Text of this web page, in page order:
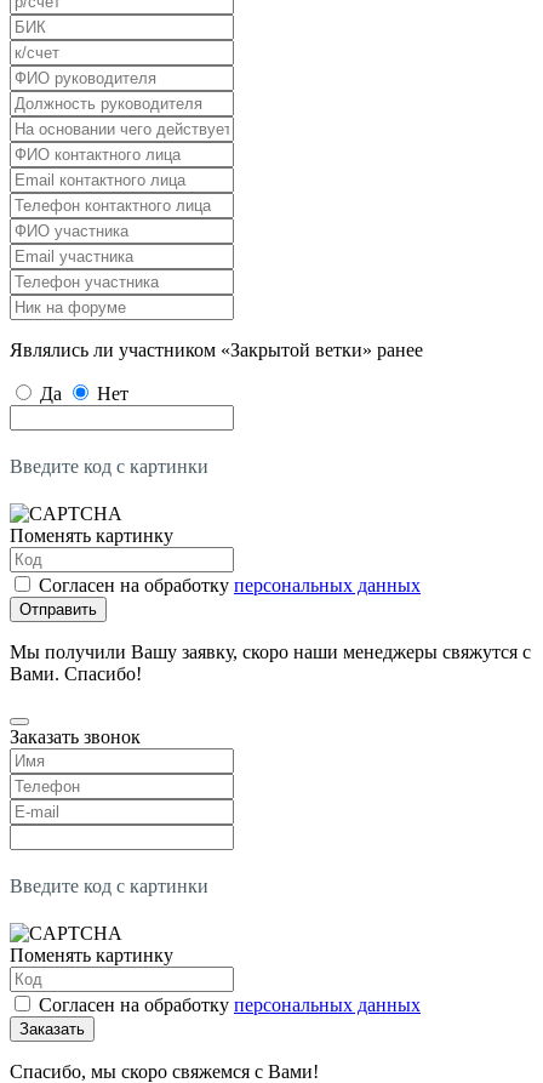
Являлись ли участником «Закрытой ветки» ранее
Да Нет
Введите код с картинки
Поменять картинку
Согласен на обработку персональных данных
Отправить
Мы получили Вашу заявку, скоро наши менеджеры свяжутся с
Вами. Спасибо!
Заказать звонок
Введите код с картинки
Поменять картинку
Согласен на обработку персональных данных
Заказать
Спасибо, мы скоро свяжемся с Вами!